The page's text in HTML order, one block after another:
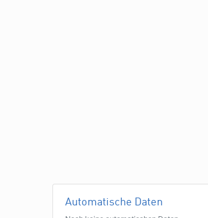
Automatische Daten